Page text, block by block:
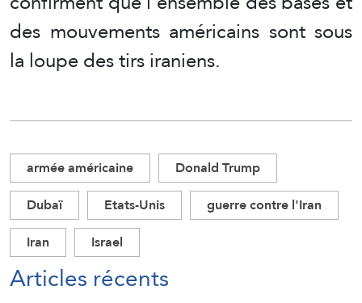
des mouvements américains sont sous
la loupe des tirs iraniens.
armée américaine
Donald Trump
Dubaï
Etats-Unis
guerre contre l'Iran
Iran
Israel
Articles récents